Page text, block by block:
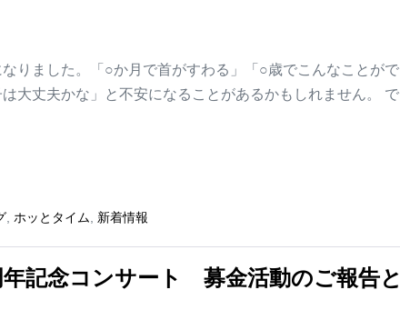
りました。「○か月で首がすわる」「○歳でこんなことがで
大丈夫かな」と不安になることがあるかもしれません。 で
ホッとタイム 新着情報
年記念コンサート 募金活動のご報告と